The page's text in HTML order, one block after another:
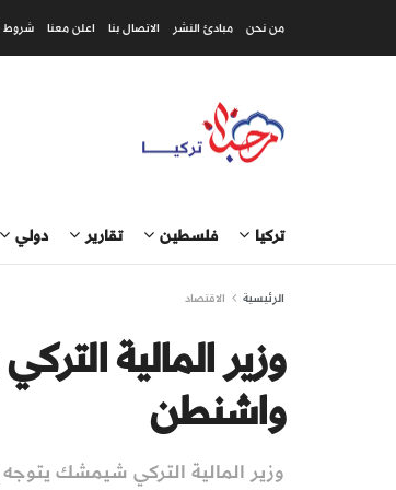
من نحن مبادئ النشر الاتصال بنا اعلن معنا شروط
تركيا فلسطين تقارير دولي
الرئيسية الاقتصاد
وزير المالية
واشنطن
وزير المالية التركي شيمشك